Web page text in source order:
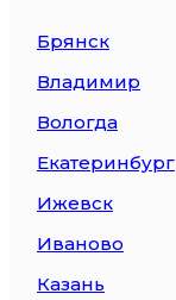
Брянск
Владимир
Вологда
Екатеринбург
Ижевск
Иваново
Казань